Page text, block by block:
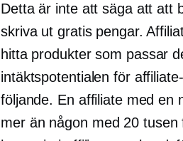
Detta är inte att säga att att
skriva ut gratis pengar.
hitta produkter som passar
intäktspotentialen för
följande. En affiliate med en
mer än någon med 20